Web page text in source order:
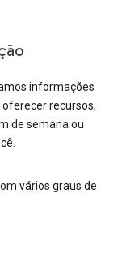
informações
oferecer recursos,
de semana ou
vários graus de